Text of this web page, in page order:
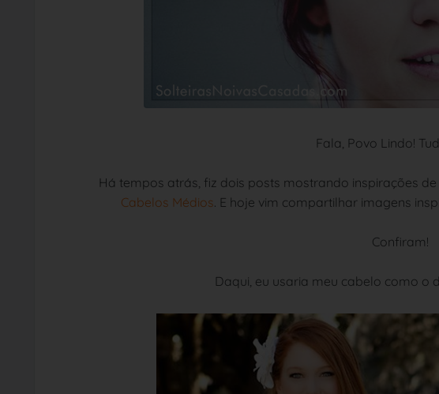
Fala, Povo Lindo!
Há tempos atrás, fiz dois posts mostrando inspirações de
Cabelos Médios. E hoje vim compartilhar imagens
Confiram!
Daqui, eu usaria meu cabelo como o